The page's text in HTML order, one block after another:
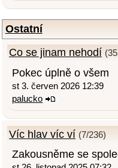
Ostatní
Co se jinam nehodí
Pokec úplně o všem
st 3. červen 2026 12:39
palucko
Víc hlav víc ví (7/236)
Zakousněme se